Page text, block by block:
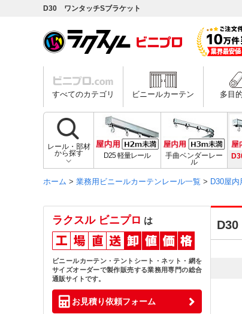
D30 ワンタッチSブラケット
すべてのカテゴリ ビニールカーテン 多目
レール・部材
から探す
D25 軽量レール
手曲ベンダーレー
ル
ホーム > 業務用ビニールカーテンレール一覧 > D30屋
ラクスル ビニプロ は
ビニールカーテン・テントシート・ネット・網を
サイズオーダーで製作販売する業務用専門の総合
通販サイトです。
お見積り依頼フォーム